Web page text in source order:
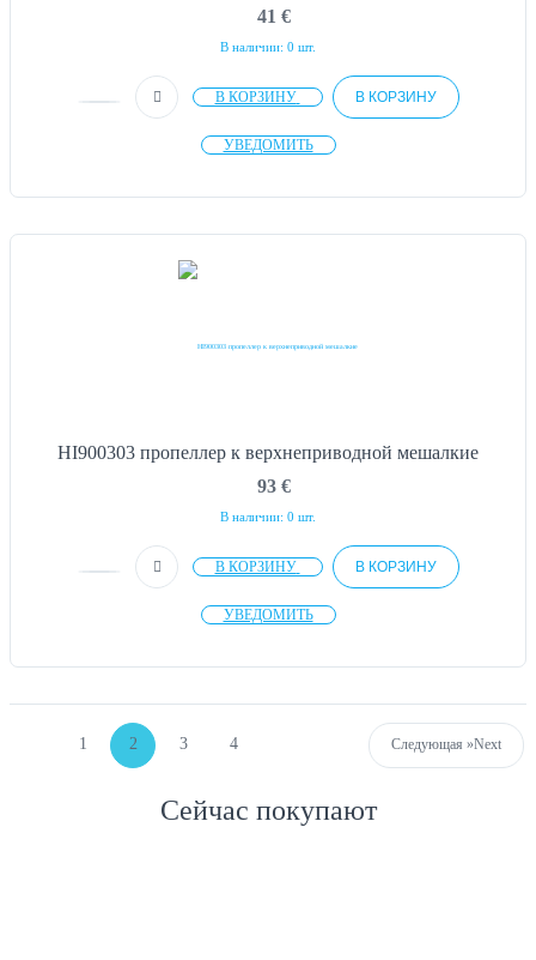
41 €
В наличии: 0 шт.
В КОРЗИНУ В КОРЗИНУ
УВЕДОМИТЬ
HI900303 пропеллер к верхнеприводной мешалкие
93 €
В наличии: 0 шт.
В КОРЗИНУ В КОРЗИНУ
УВЕДОМИТЬ
1 2 3 4 Следующая »Next
Сейчас покупают